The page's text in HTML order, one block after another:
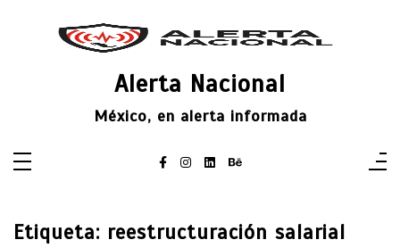
Alerta Nacional
México, en alerta informada
Etiqueta: reestructuración salarial